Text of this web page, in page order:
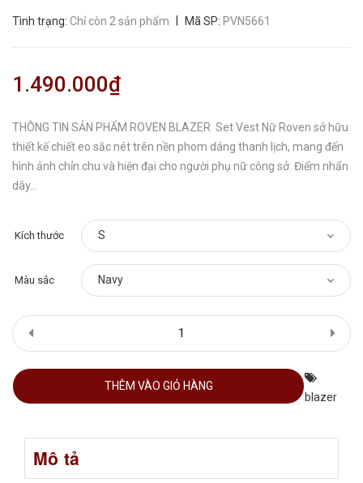
Tình trạng: Chỉ còn 2 sản phẩm Mã SP: PVN5661
1.490.000₫
THÔNG TIN SẢN PHẨM ROVEN BLAZER Set Vest Nữ Roven sở hữu
thiết kế chiết eo sắc nét trên nền phom dáng thanh lịch, mang đến
hình ảnh chỉn chu và hiện đại cho người phụ nữ công sở. Điểm nhấn
dây...
Kích thước
Màu sắc
THÊM VÀO GIỎ HÀNG
blazer
Mô tả